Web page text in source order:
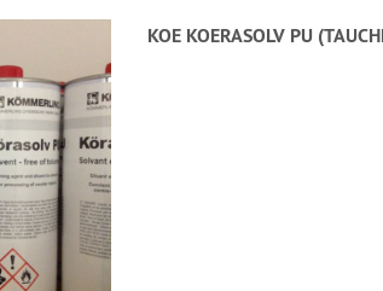
KOE KOERASOLV PU